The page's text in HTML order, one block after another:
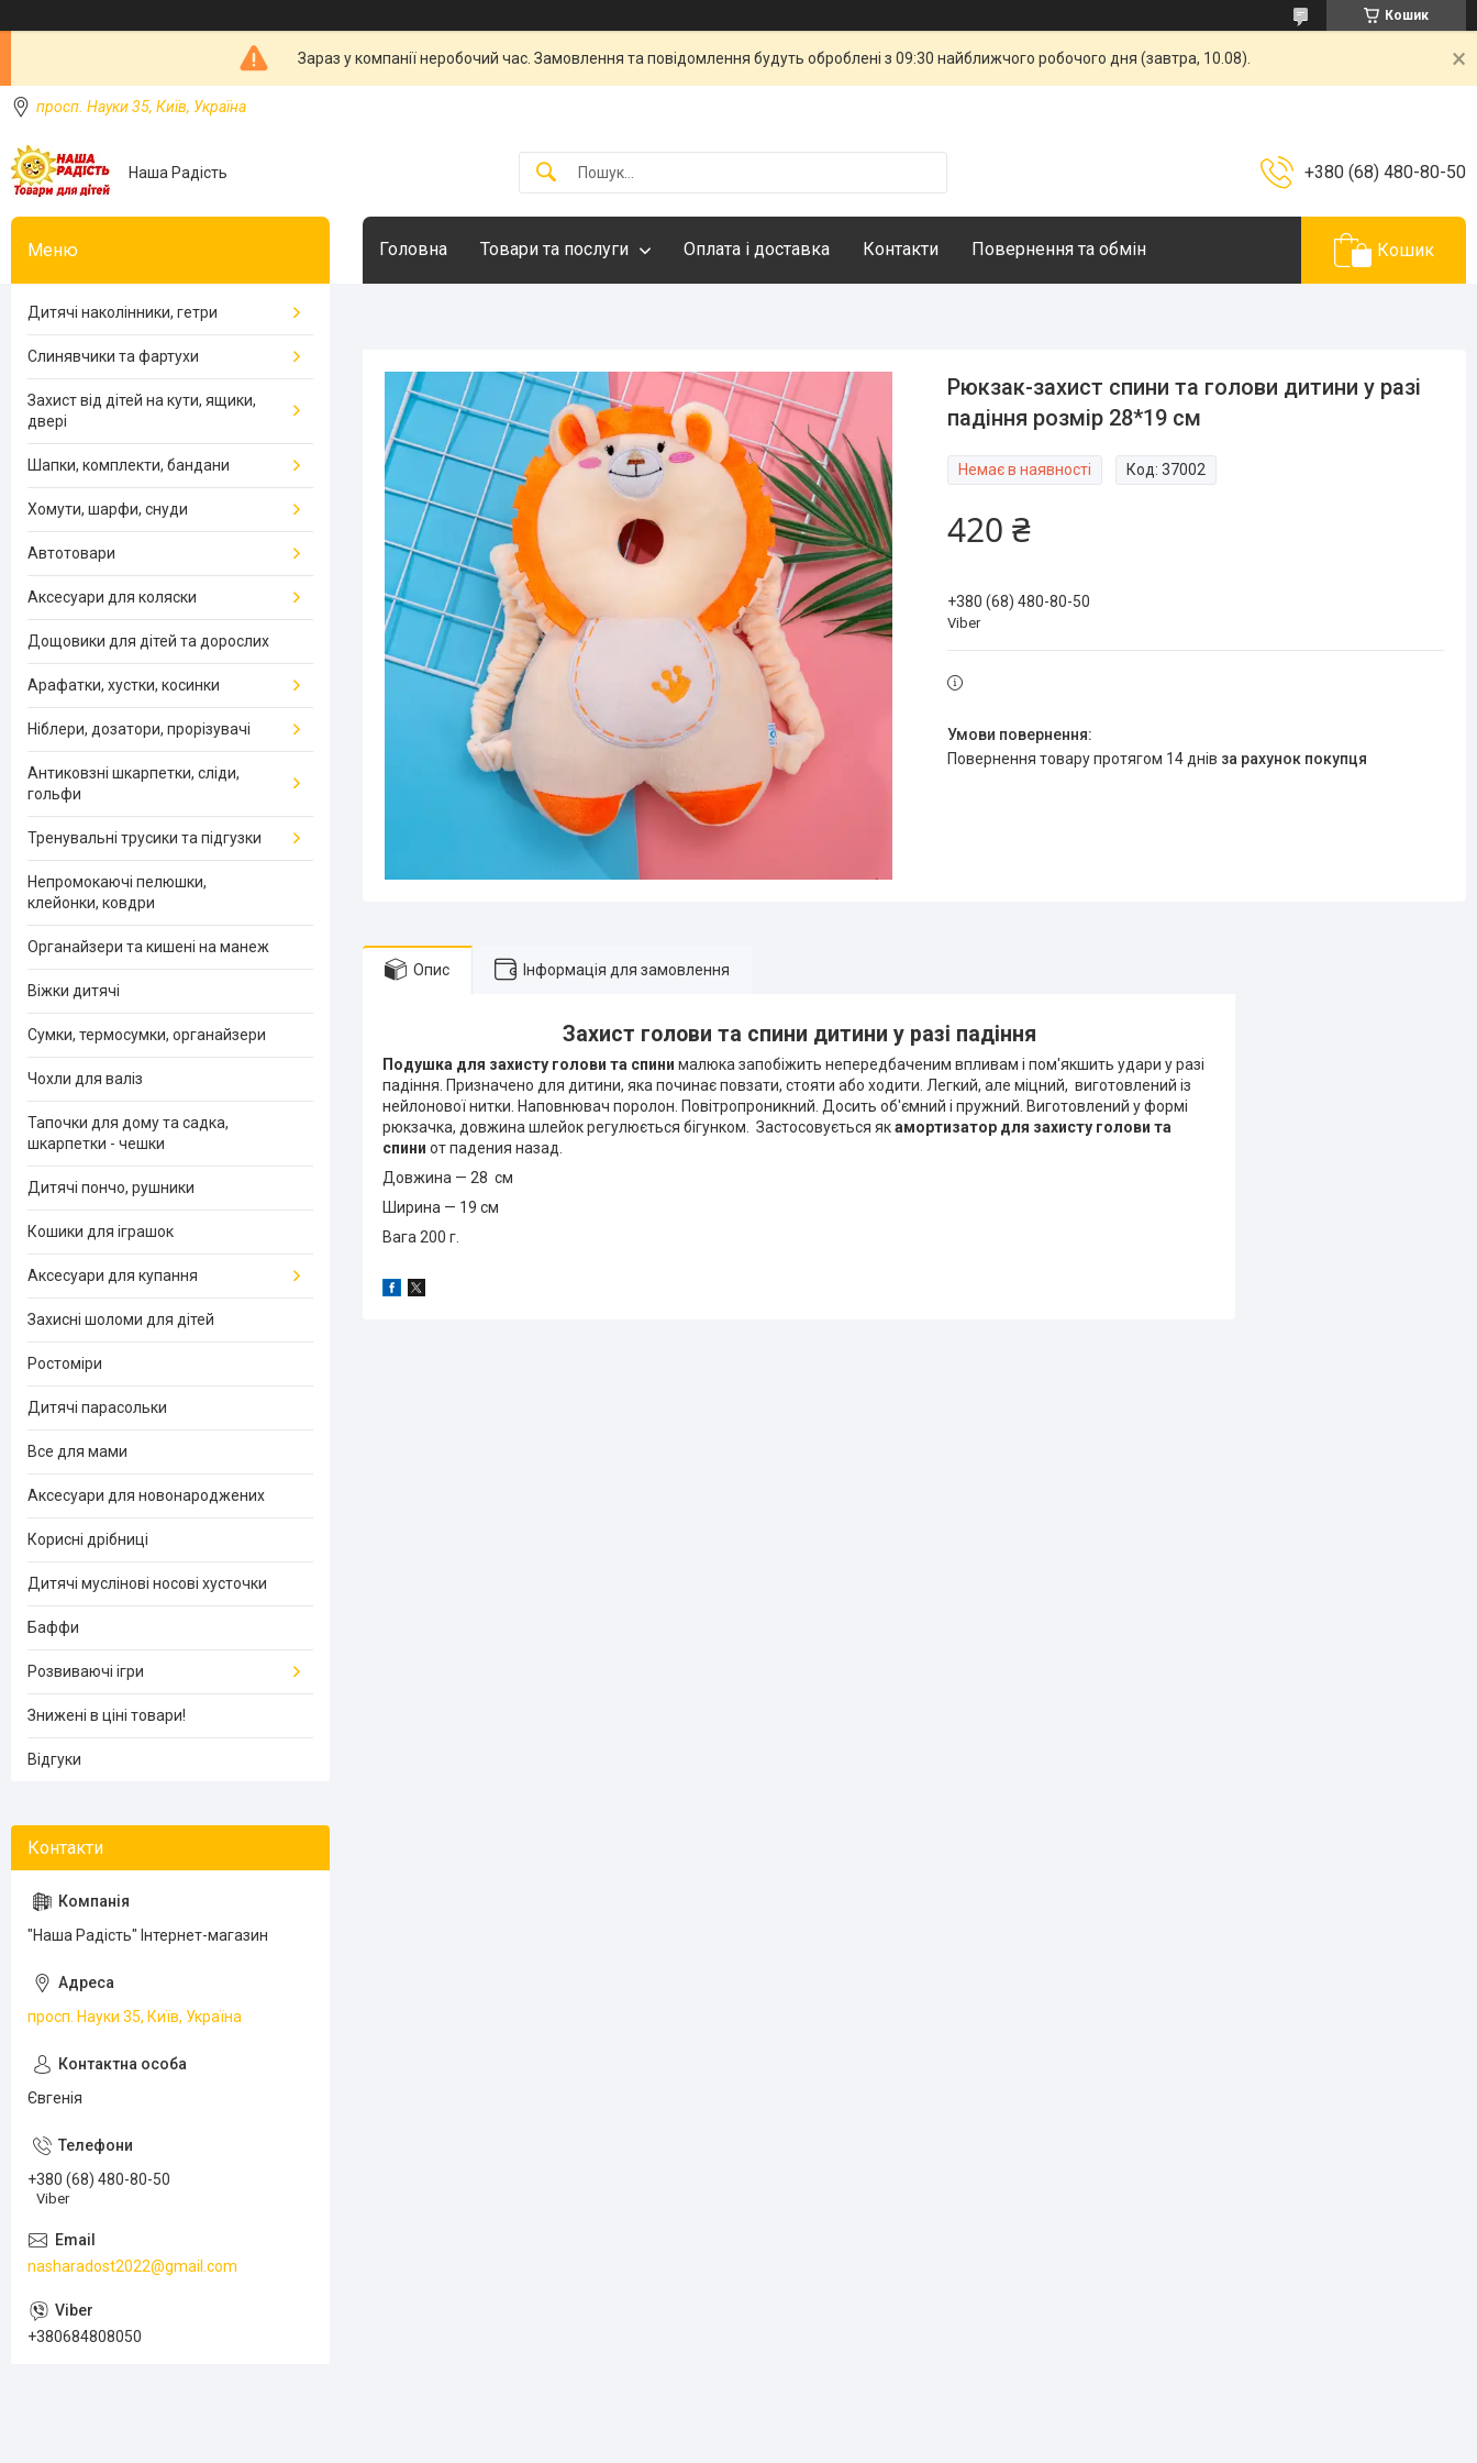
Кошик
Зараз у компанії неробочий час. Замовлення та повідомлення будуть оброблені з 09:30 найближчого робочого дня (завтра, 10.08).
просп. Науки 35, Київ, Україна
Наша Радість +380 (68) 480-80-50
Головна Товари та послуги Оплата і доставка Контакти Повернення та обмін Кошик
Рюкзак-захист спини та голови дитини у разі
падіння розмір 28*19 см
Немає в наявності Код:37002
420 ₴
+380 (68) 480-80-50
Viber
повернення товару протягом 14 днів за рахунок покупця
Опис Інформація для замовлення
Захист голови та спини дитини у разі падіння
Подушка для захисту голови та спини малюка запобіжить непередбаченим впливам і пом'якшить удари у разі
падіння. Призначено для дитини, яка починає повзати, стояти або ходити. Легкий, але міцний, виготовлений із
нейлонової нитки. Наповнювач поролон. Повітропроникний. Досить об'ємний і пружний. Виготовлений у формі
рюкзачка, довжина шлейок регулюється бігунком. Застосовується якамортизатор для захисту голови та
спини от падения назад.
Довжина — 28 см
Ширина — 19 см
Вага 200 г.
Дитячі наколінники, гетри
Слинявчики та фартухи
Захист від дітей на кути, ящики,
двері
Шапки, комплекти, бандани
Хомути, шарфи, снуди
Автотовари
Аксесуари для коляски
Дощовики для дітей та дорослих
Арафатки, хустки, косинки
Ніблери, дозатори, прорізувачі
Антиковзні шкарпетки, сліди,
гольфи
Тренувальні трусики та підгузки
Непромокаючі пелюшки,
клейонки, ковдри
Органайзери та кишені на манеж
Віжки дитячі
Сумки, термосумки, органайзери
Чохли для валіз
Тапочки для дому та садка,
шкарпетки - чешки
Дитячі пончо, рушники
Кошики для іграшок
Аксесуари для купання
Захисні шоломи для дітей
Ростоміри
Дитячі парасольки
Все для мами
Аксесуари для новонароджених
Корисні дрібниці
Дитячі муслінові носові хусточки
Баффи
Розвиваючі ігри
Знижені в ціні товари!
Відгуки
"Наша Радість" Інтернет-магазин
просп. Науки 35, Київ, Україна
Євгенія
+380 (68) 480-80-50
Viber
nasharadost2022@gmail.com
+380684808050